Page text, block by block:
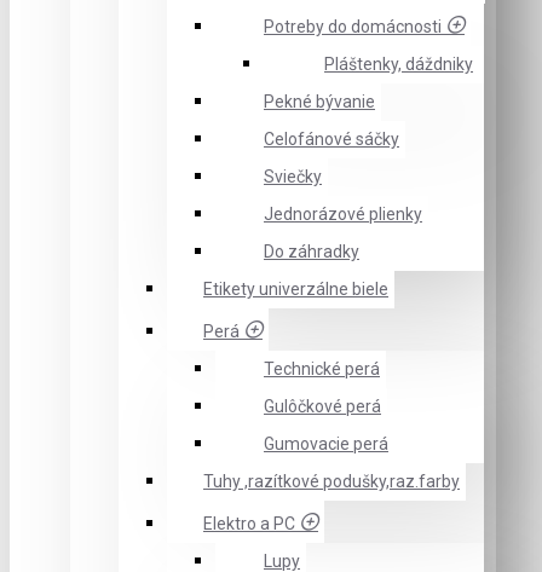
Potreby do domácnosti
Pláštenky, dáždniky
Pekné bývanie
Celofánové sáčky
Sviečky
Jednorázové plienky
Do záhradky
Etikety univerzálne biele
Perá
Technické perá
Gulôčkové perá
Gumovacie perá
Tuhy ,razítkové podušky,raz.farby
Elektro a PC
Lupy